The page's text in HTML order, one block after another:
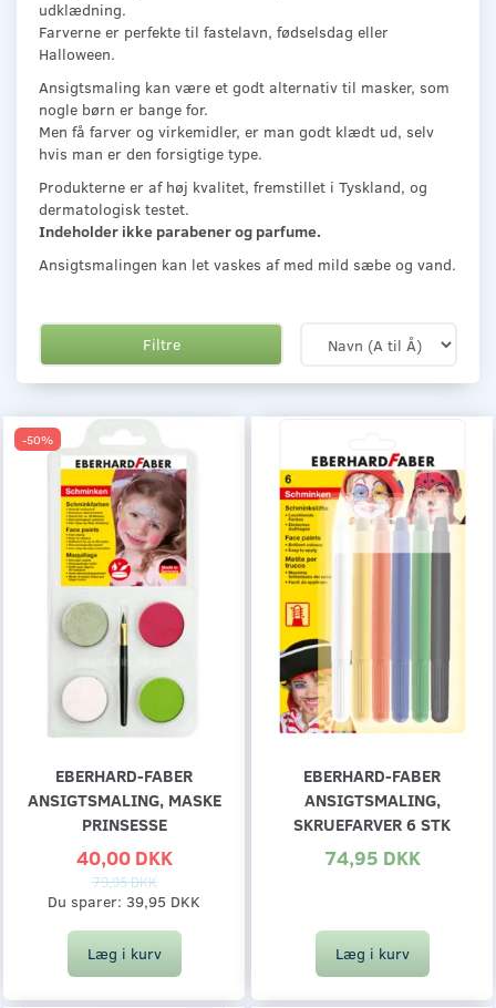
udklædning.
Farverne er perfekte til fastelavn, fødselsdag eller
Halloween.
Ansigtsmaling kan være et godt alternativ til masker, som
nogle børn er bange for.
Men få farver og virkemidler, er man godt klædt ud, selv
hvis man er den forsigtige type.
Produkterne er af høj kvalitet, fremstillet i Tyskland, og
dermatologisk testet.
Indeholder ikke parabener og parfume.
Ansigtsmalingen kan let vaskes af med mild sæbe og vand.
Filtre
-50%
EBERHARD-FABER
ANSIGTSMALING, MASKE
PRINSESSE
40,00 DKK
79,95 DKK
Du sparer: 39,95 DKK
Læg i kurv
EBERHARD-FABER
ANSIGTSMALING,
SKRUEFARVER 6 STK
74,95 DKK
Læg i kurv